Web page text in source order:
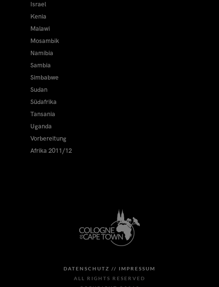
Israel
Kenia
Malawi
Mosambik
Namibia
Sambia
Simbabwe
Sudan
Südafrika
Tansania
Uganda
Vorbereitung
Afrika 2011/12
DATENSCHUTZ // IMPRESSUM
ALL RIGHTS RESERVED